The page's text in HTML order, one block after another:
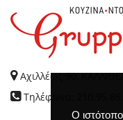
Ο
Αχιλλέως 90,
Τηλέφωνο: